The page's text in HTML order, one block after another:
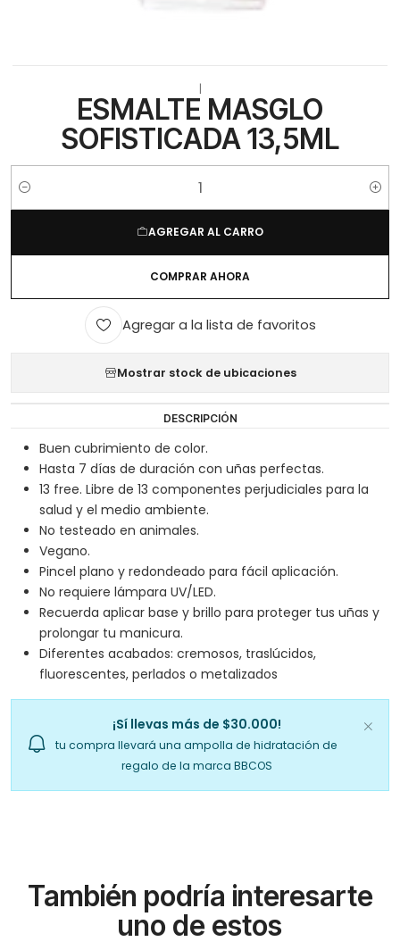
ESMALTE MASGLO
SOFISTICADA 13,5ML
Cantidad
AGREGAR AL CARRO
COMPRAR AHORA
Agregar a la lista de favoritos
Mostrar stock de ubicaciones
DESCRIPCIÓN
Buen cubrimiento de color.
Hasta 7 días de duración con uñas perfectas.
13 free. Libre de 13 componentes perjudiciales para la
salud y el medio ambiente.
No testeado en animales.
Vegano.
Pincel plano y redondeado para fácil aplicación.
No requiere lámpara UV/LED.
Recuerda aplicar base y brillo para proteger tus uñas y
prolongar tu manicura.
Diferentes acabados: cremosos, traslúcidos,
fluorescentes, perlados o metalizados
¡Sí llevas más de $30.000!
tu compra llevará una ampolla de hidratación de
regalo de la marca BBCOS
También podría interesarte
uno de estos